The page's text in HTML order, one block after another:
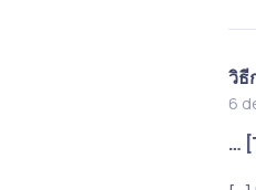
วิธี
6
…